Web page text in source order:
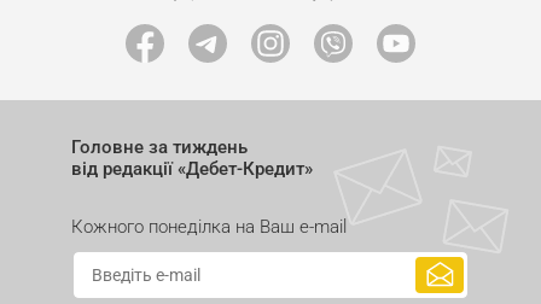
Головне за тиждень
від редакції «Дебет-Кредит»
Кожного понеділка на Ваш e-mail